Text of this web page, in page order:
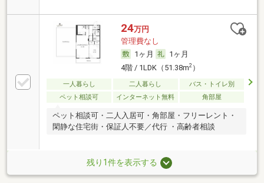
24万円
管理費なし
1ヶ月
1ヶ月
4階 / 1LDK（51.38m2）
一人暮らし 二人暮らし
バス・トイレ別
ペット相談可
インターネット無料 角部屋
ペット相談可・二人入居可・角部屋・フリーレント・
閑静な住宅街・保証人不要／代行 ・高齢者相談
残り1件を表示する